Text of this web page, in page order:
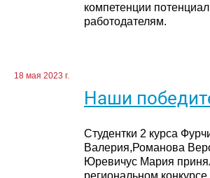
компетенции
работодателям.
18 мая 2023 г.
Наши
Студентки 2 курса
Валерия,Романова
Юревичус Мария